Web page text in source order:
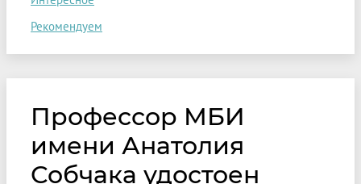
Рекомендуем
Профессор МБИ
имени Анатолия
Собчака удостоен